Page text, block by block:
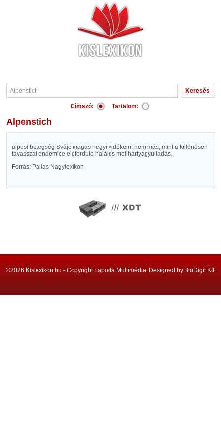
Címszó: Tartalom:
Alpenstich
alpesi betegség Svájc magas hegyi vidékein; nem más, mint a különösen
tavasszal endemice előforduló halálos mellhártyagyulladás.
Forrás: Pallas Nagylexikon
©2026 Kislexikon.hu - Copyright Lapoda Multimédia, Designed by BioDigit Kft.